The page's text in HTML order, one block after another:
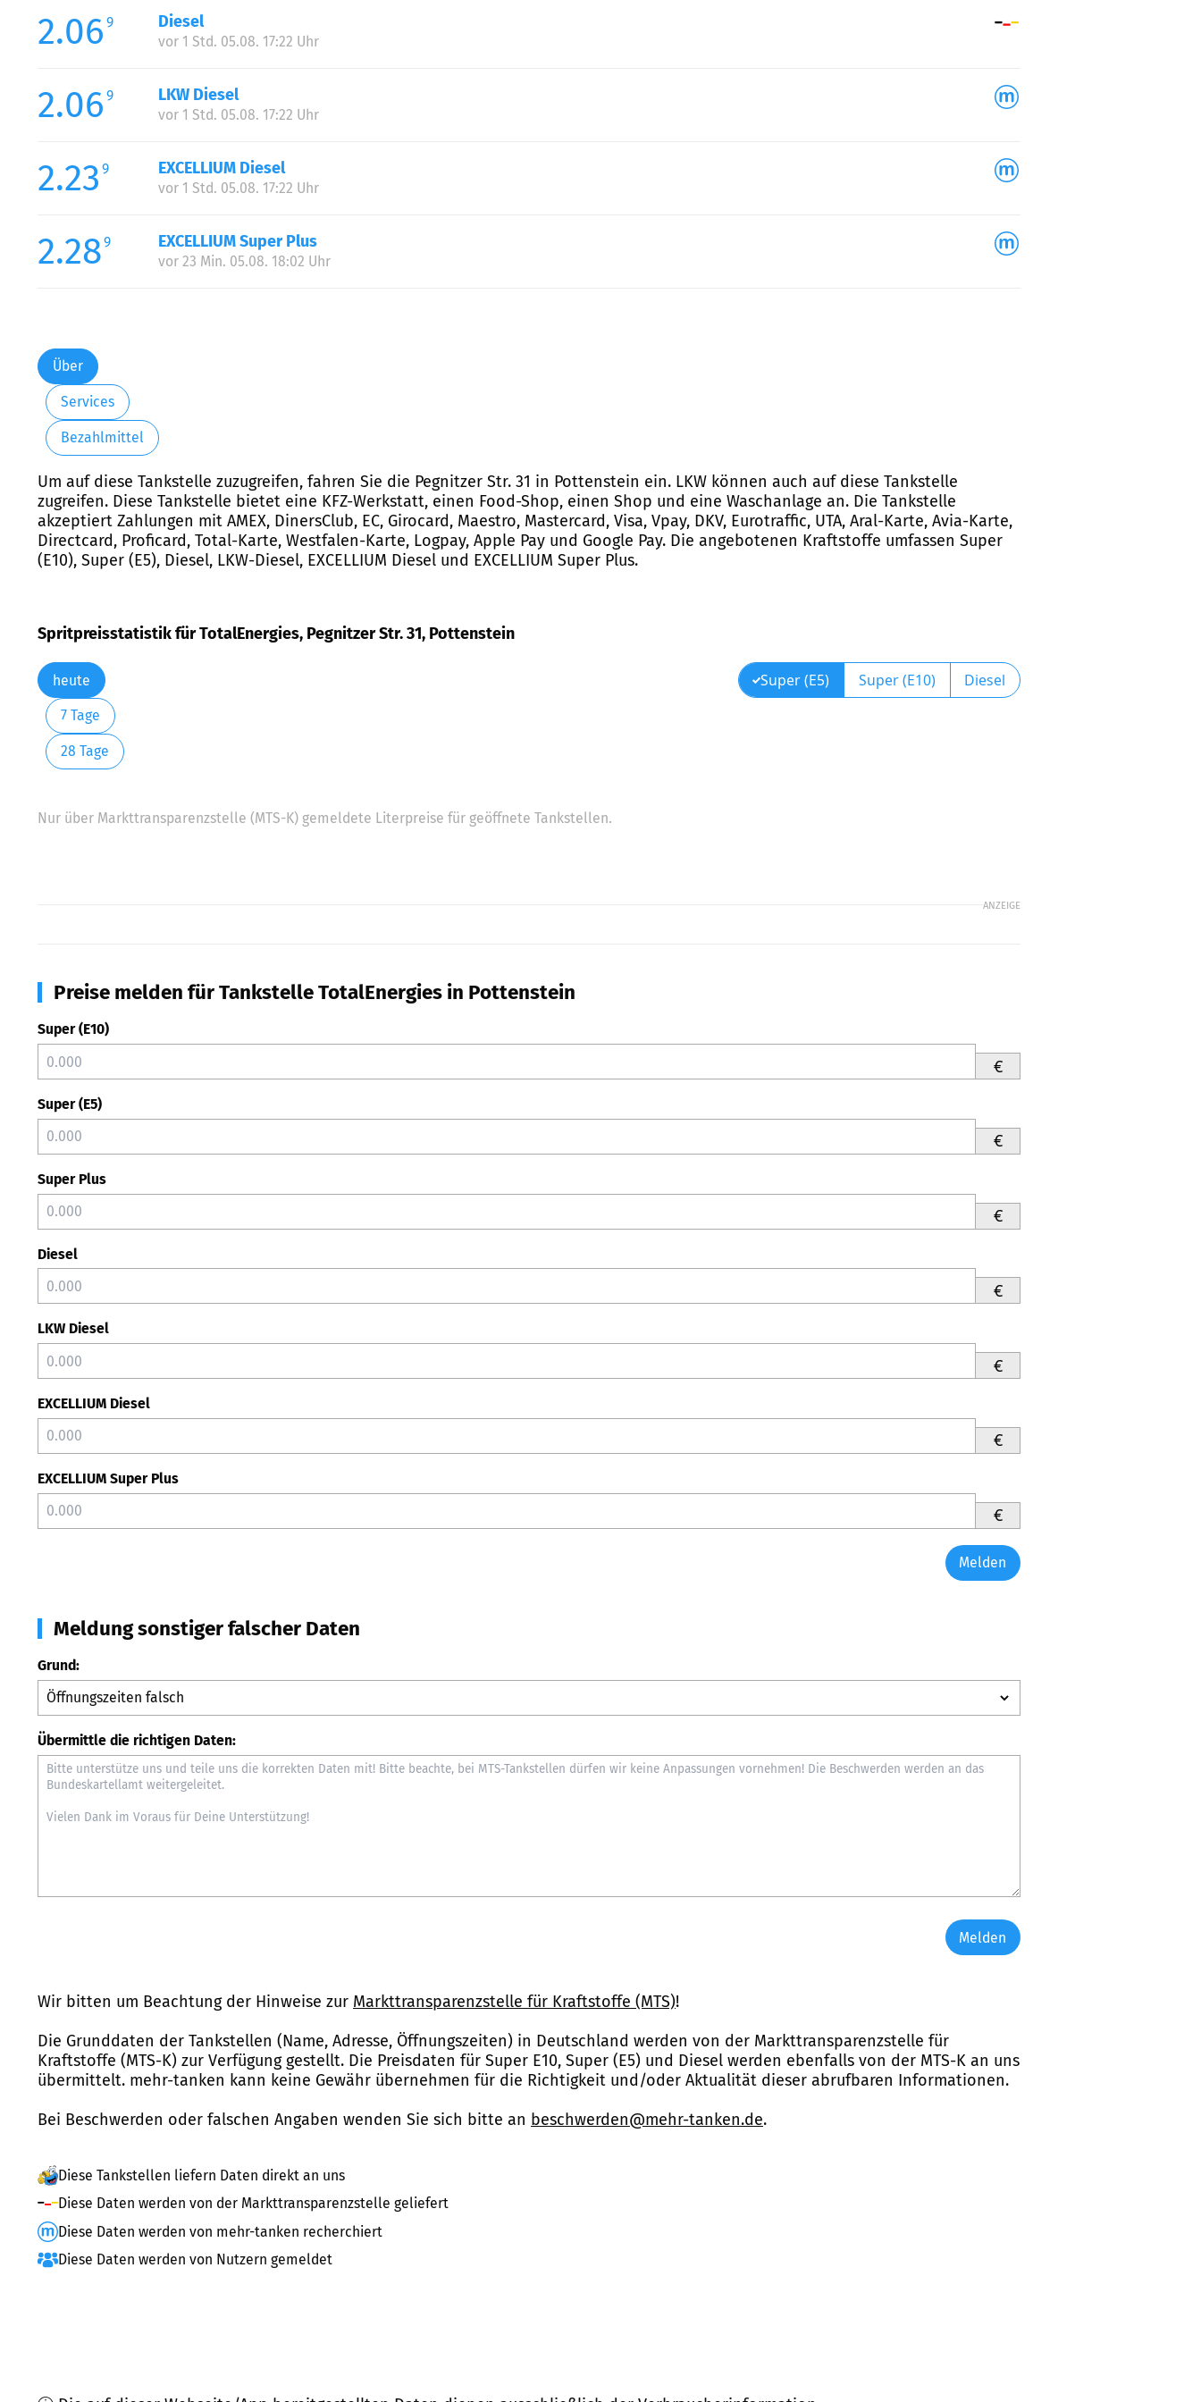
2.06 9 Diesel
vor 1 Std. 05.08. 17:22 Uhr
2.06 9 LKW Diesel
vor 1 Std. 05.08. 17:22 Uhr
2.23 9 EXCELLIUM Diesel
vor 1 Std. 05.08. 17:22 Uhr
2.289 EXCELLIUM Super Plus
vor 23 Min. 05.08. 18:02 Uhr
Über
Services
Bezahlmittel
Um auf diese Tankstelle zuzugreifen, fahren Sie die Pegnitzer Str. 31 in Pottenstein ein. LKW können auch auf diese Tankstelle
zugreifen. Diese Tankstelle bietet eine KFZ-Werkstatt, einen Food-Shop, einen Shop und eine Waschanlage an. Die Tankstelle
akzeptiert Zahlungen mit AMEX, DinersClub, EC, Girocard, Maestro, Mastercard, Visa, Vpay, DKV, Eurotraffic, UTA, Aral-Karte, Avia-Karte,
Directcard, Proficard, Total-Karte, Westfalen-Karte, Logpay, Apple Pay und Google Pay. Die angebotenen Kraftstoffe umfassen Super
(E10), Super (E5), Diesel, LKW-Diesel, EXCELLIUM Diesel und EXCELLIUM Super Plus.
Spritpreisstatistik für TotalEnergies, Pegnitzer Str. 31, Pottenstein
heute
7 Tage
28 Tage
Super (E5) Super (E10) Diesel
Nur über Markttransparenzstelle (MTS-K) gemeldete Literpreise für geöffnete Tankstellen.
ANZEIGE
Preise melden für Tankstelle TotalEnergies in Pottenstein
Super (E10)
€
Super (E5)
€
Super Plus
€
Diesel
€
LKW Diesel
€
EXCELLIUM Diesel
€
EXCELLIUM Super Plus
€
Melden
Meldung sonstiger falscher Daten
Grund:
Übermittle die richtigen Daten:
Melden
Wir bitten um Beachtung der Hinweise zur Markttransparenzstelle für Kraftstoffe (MTS)!
Die Grunddaten der Tankstellen (Name, Adresse, Öffnungszeiten) in Deutschland werden von der Markttransparenzstelle für
Kraftstoffe (MTS-K) zur Verfügung gestellt. Die Preisdaten für Super E10, Super (E5) und Diesel werden ebenfalls von der MTS-K an uns
übermittelt. mehr-tanken kann keine Gewähr übernehmen für die Richtigkeit und/oder Aktualität dieser abrufbaren Informationen.
Bei Beschwerden oder falschen Angaben wenden Sie sich bitte an beschwerden@mehr-tanken.de.
Diese Tankstellen liefern Daten direkt an uns
Diese Daten werden von der Markttransparenzstelle geliefert
Diese Daten werden von mehr-tanken recherchiert
Diese Daten werden von Nutzern gemeldet